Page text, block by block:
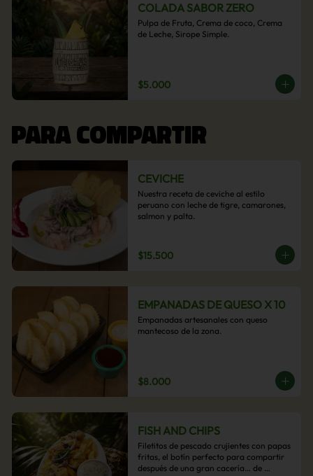
COLADA SABOR ZERO
Pulpa de Fruta, Crema de coco, Crema
de Leche, Sirope Simple.
$5.000
PARA COMPARTIR
CEVICHE
Nuestra receta de ceviche al estilo
peruano con leche de tigre, camarones,
salmon y palta.
$15.500
EMPANADAS DE QUESO X 10
Empanadas artesanales con queso
mantecoso de la zona.
$8.000
FISH AND CHIPS
Filetitos de pescado crujientes con papas
fritas, el botín perfecto para compartir
después de una gran cacería… de